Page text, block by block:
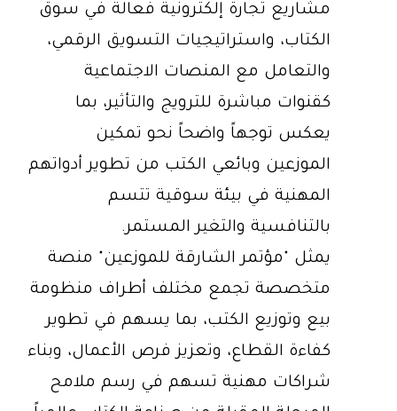
مشاريع تجارة إلكترونية فعالة في سوق
الكتاب، واستراتيجيات التسويق الرقمي،
والتعامل مع المنصات الاجتماعية
كقنوات مباشرة للترويج والتأثير، بما
يعكس توجهاً واضحاً نحو تمكين
الموزعين وبائعي الكتب من تطوير أدواتهم
المهنية في بيئة سوقية تتسم
بالتنافسية والتغير المستمر.
يمثل "مؤتمر الشارقة للموزعين" منصة
متخصصة تجمع مختلف أطراف منظومة
بيع وتوزيع الكتب، بما يسهم في تطوير
كفاءة القطاع، وتعزيز فرص الأعمال، وبناء
شراكات مهنية تسهم في رسم ملامح